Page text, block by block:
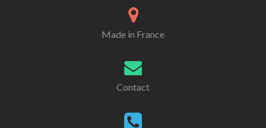
Made in France
Contact